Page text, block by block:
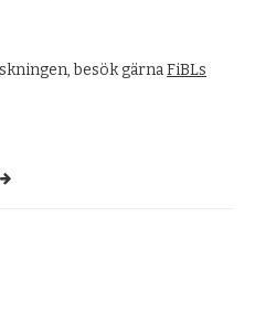
besök gärnaFiBLs